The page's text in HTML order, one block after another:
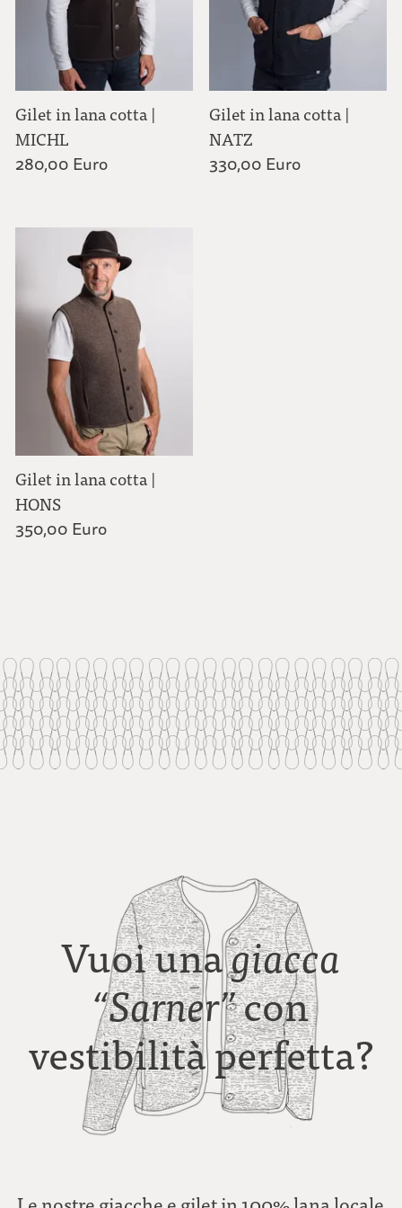
Gilet in lana cotta |
MICHL
280,00 Euro
Gilet in lana cotta |
NATZ
330,00 Euro
Gilet in lana cotta |
HONS
350,00 Euro
Vuoi unagiacca
“Sarner”con
vestibilità perfetta?